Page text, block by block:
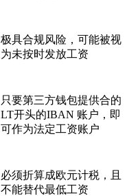
极具合规风险，可能被视
为未按时发放工资
只要第三方钱包提供合的
LT开头的IBAN 账户，即
可作为法定工资账户
必须折算成欧元计税，且
不能替代最低工资